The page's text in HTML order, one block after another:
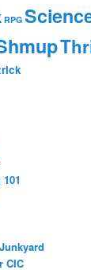
RPG
CIC